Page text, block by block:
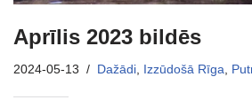
Aprīlis 2023 bildēs
2024-05-13 Dažādi, Izzūdošā Rīga,